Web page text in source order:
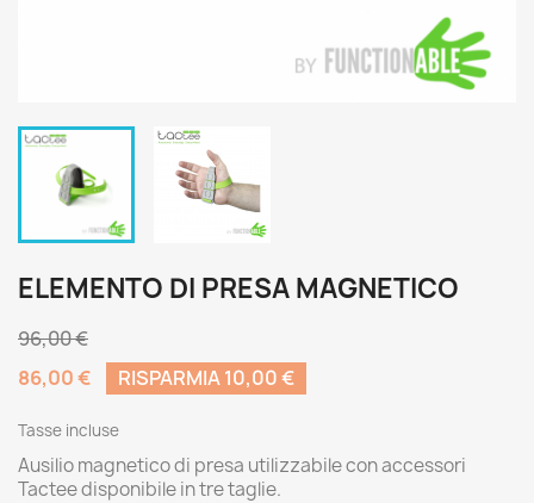
ELEMENTO DI PRESA MAGNETICO
96,00 €
86,00 €
RISPARMIA 10,00 €
Tasse incluse
Ausilio magnetico di presa utilizzabile con accessori
Tactee disponibile in tre taglie.